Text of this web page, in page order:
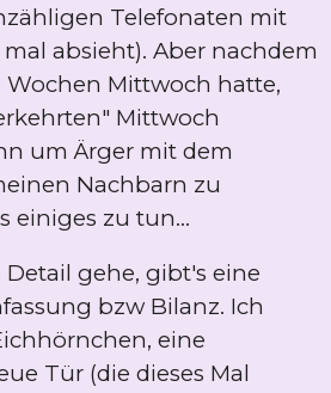
Telefonaten mit
absieht). Aber nachdem
Wochen Mittwoch hatte,
Mittwoch
um Ärger mit dem
Nachbarn zu
einiges zu tun...
gehe, gibt's eine
bzw Bilanz. Ich
eine
Tür (die dieses Mal